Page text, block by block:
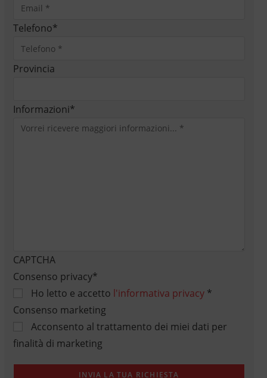
Telefono*
Provincia
Informazioni*
CAPTCHA
Consenso privacy*
Ho letto e accetto l'informativa privacy*
Consenso marketing
Acconsento al trattamento dei miei dati per
finalità di marketing